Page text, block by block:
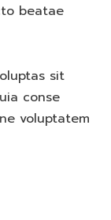
beatae
sit
conse
voluptatem